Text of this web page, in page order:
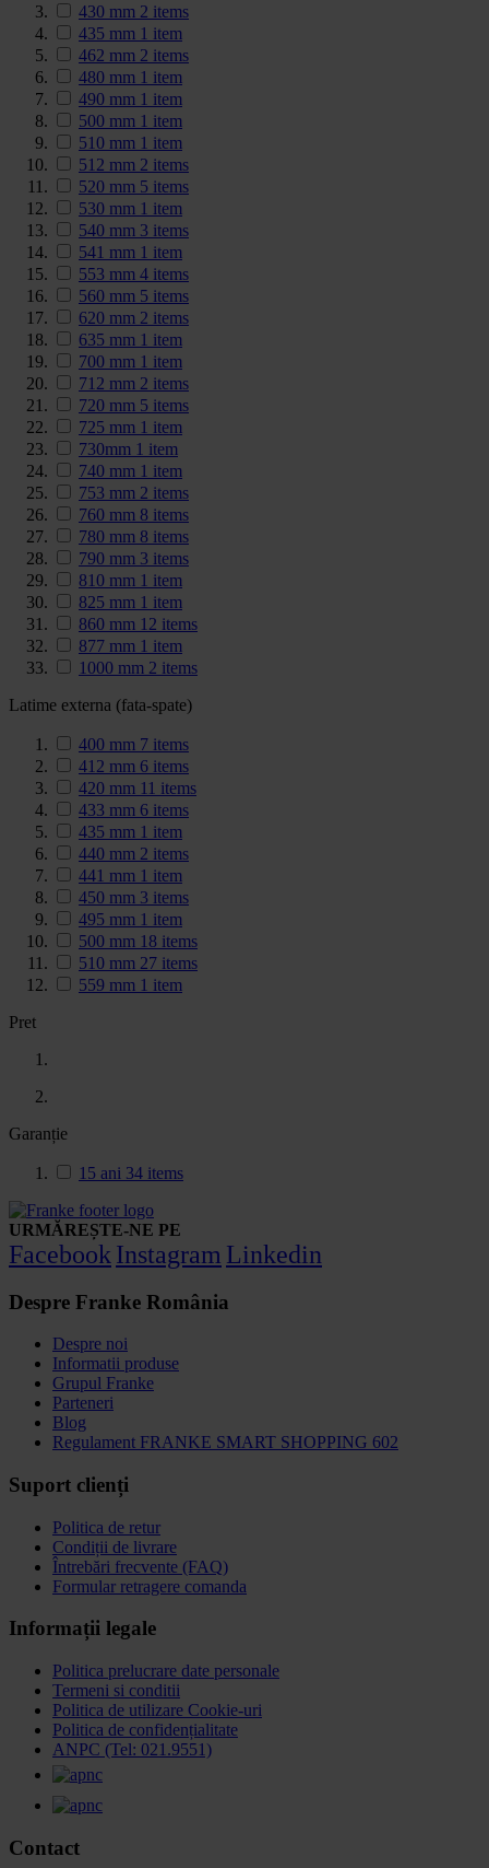
430 mm 2 items
435 mm 1 item
462 mm 2 items
480 mm 1 item
490 mm 1 item
500 mm 1 item
510 mm 1 item
512 mm 2 items
520 mm 5 items
530 mm 1 item
540 mm 3 items
541 mm 1 item
553 mm 4 items
560 mm 5 items
620 mm 2 items
635 mm 1 item
700 mm 1 item
712 mm 2 items
720 mm 5 items
725 mm 1 item
730mm 1 item
740 mm 1 item
753 mm 2 items
760 mm 8 items
780 mm 8 items
790 mm 3 items
810 mm 1 item
825 mm 1 item
860 mm 12 items
877 mm 1 item
1000 mm 2 items
Latime externa (fata-spate)
400 mm 7 items
412 mm 6 items
420 mm 11 items
433 mm 6 items
435 mm 1 item
440 mm 2 items
441 mm 1 item
450 mm 3 items
495 mm 1 item
500 mm 18 items
510 mm 27 items
559 mm 1 item
Pret
Garanție
15 ani 34 items
URMĂREȘTE-NE PE
Facebook Instagram Linkedin
Despre Franke România
Despre noi
Informatii produse
Grupul Franke
Parteneri
Blog
Regulament FRANKE SMART SHOPPING 602
Suport clienți
Politica de retur
Condiții de livrare
Întrebări frecvente (FAQ)
Formular retragere comanda
Informații legale
Politica prelucrare date personale
Termeni si conditii
Politica de utilizare Cookie-uri
Politica de confidențialitate
ANPC (Tel: 021.9551)
Contact